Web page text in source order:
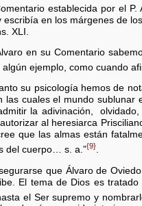
establecida por el P.
en los márgenes de
XLI.
en su Comentario
ejemplo, como cuando
su psicología hemos de
las cuales el mundo
la adivinación,
al heresiarca
que las almas están
del cuerpo… s. a.”{9}
que Álvaro de
El tema de Dios es
el Ser supremo y